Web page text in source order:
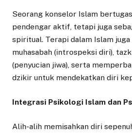
Seorang konselor Islam
pendengar aktif, tetapi juga
spiritual. Terapi dalam Islam
muhasabah (introspeksi diri),
(penyucian jiwa), serta
dzikir untuk mendekatkan diri
Integrasi Psikologi Islam dan
Alih-alih memisahkan diri